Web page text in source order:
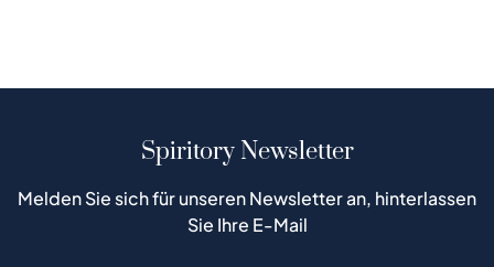
Spiritory Newsletter
Melden Sie sich für unseren Newsletter an, hinterlassen
Sie Ihre E-Mail